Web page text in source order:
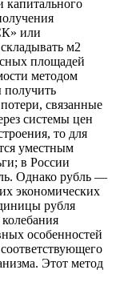
или
м2
площадей
методом
получить
связанные
системы цен
то для
уместным
в России
Однако рубль —
экономических
рубля
особенностей
Этот метод